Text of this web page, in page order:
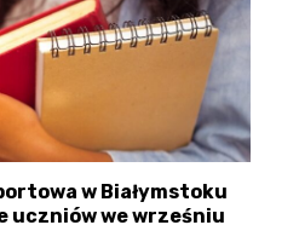
w Białymstoku
uczniów we wrześniu